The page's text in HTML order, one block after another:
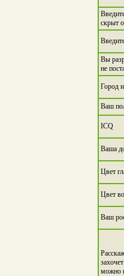
скрыт
Вы
не
Город
Ваш
ICQ
Ваша
Цвет
Цвет
Ваш
можно